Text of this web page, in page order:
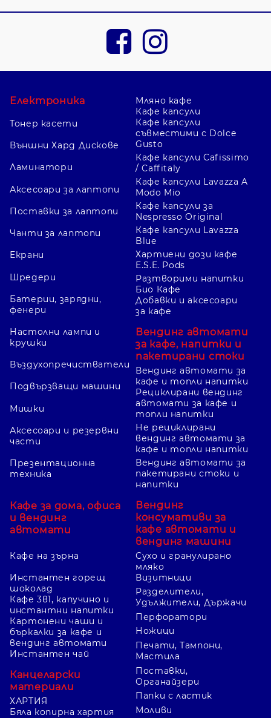
Електроника
Тонер касети
Външни Хард Дискове
Ламинатори
Аксесоари за лаптопи
Поставки за лаптопи
Чанти за лаптопи
Екрани
Шредери
Батерии, зарядни,
фенери
Настолни лампи и
крушки
Въздухопречистватели
Подвързващи машини
Мишки
Аксесоари и резервни
части
Презентационна
техника
Кафе за дома, офиса
и вендинг
автомати
Кафе на зърна
Мляно кафе
Кафе капсули
Кафе капсули
съвместими с Dolce
Gusto
Кафе капсули Cafissimo
/ Caffitaly
Кафе капсули Lavazza A
Modo Mio
Кафе капсули за
Nespresso Original
Кафе капсули Lavazza
Blue
Хартиени дози кафе
E.S.E. Pods
Разтворими напитки
Био Кафе
Добавки и аксесоари
за кафе
Вендинг автомати
за кафе, напитки и
пакетирани стоки
Вендинг автомати за
кафе и топли напитки
Рециклирани вендинг
автомати за кафе и
топли напитки
Не рециклирани
вендинг автомати за
кафе и топли напитки
Вендинг автомати за
пакетирани стоки и
напитки
Вендинг
консумативи за
кафе автомати и
вендинг машини
Сухо и гранулирано
мляко
Инстантен горещ
шоколад
Кафе 3в1, капучино и
инстантни напитки
Картонени чаши и
бъркалки за кафе и
вендинг автомати
Инстантен чай
Канцеларски
материали
ХАРТИЯ
Бяла копирна хартия
Визитници
Разделители,
Удължители, Държачи
Перфоратори
Ножици
Печати, Тампони,
Мастила
Поставки,
Органайзери
Папки с ластик
Моливи